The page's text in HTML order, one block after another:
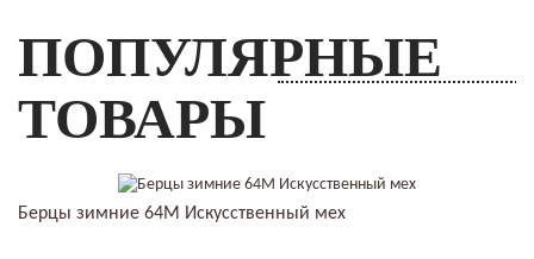
ПОПУЛЯРНЫЕ
ТОВАРЫ
Берцы зимние 64М Искусственный мех